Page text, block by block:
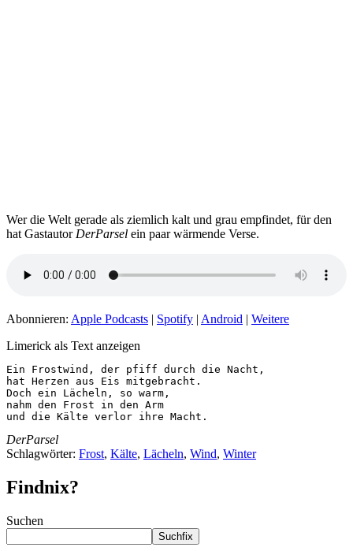
Wer die Welt gerade als ziemlich kalt und grau empfindet, für den
hat Gastautor DerParsel ein paar wärmende Verse.
Abonnieren: Apple Podcasts | Spotify | Android | Weitere
Limerick als Text anzeigen
Ein Frostwind, der pfiff durch die Nacht,
hat Herzen aus Eis mitgebracht.
Doch ein Lächeln, so warm,
nahm den Frost in den Arm
und die Kälte verlor ihre Macht.
DerParsel
Schlagwörter: Frost, Kälte, Lächeln, Wind, Winter
Findnix?
Suchen
Suchfix